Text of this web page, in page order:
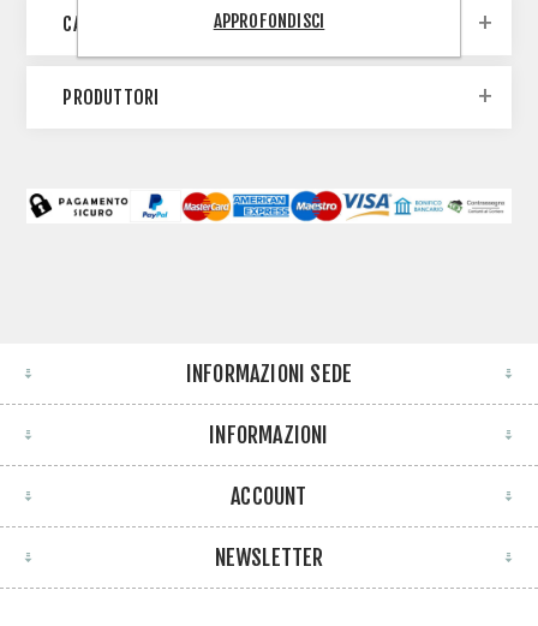
CATEGORIE
PRODUTTORI
INFORMAZIONI SEDE
INFORMAZIONI
ACCOUNT
NEWSLETTER
APPROFONDISCI